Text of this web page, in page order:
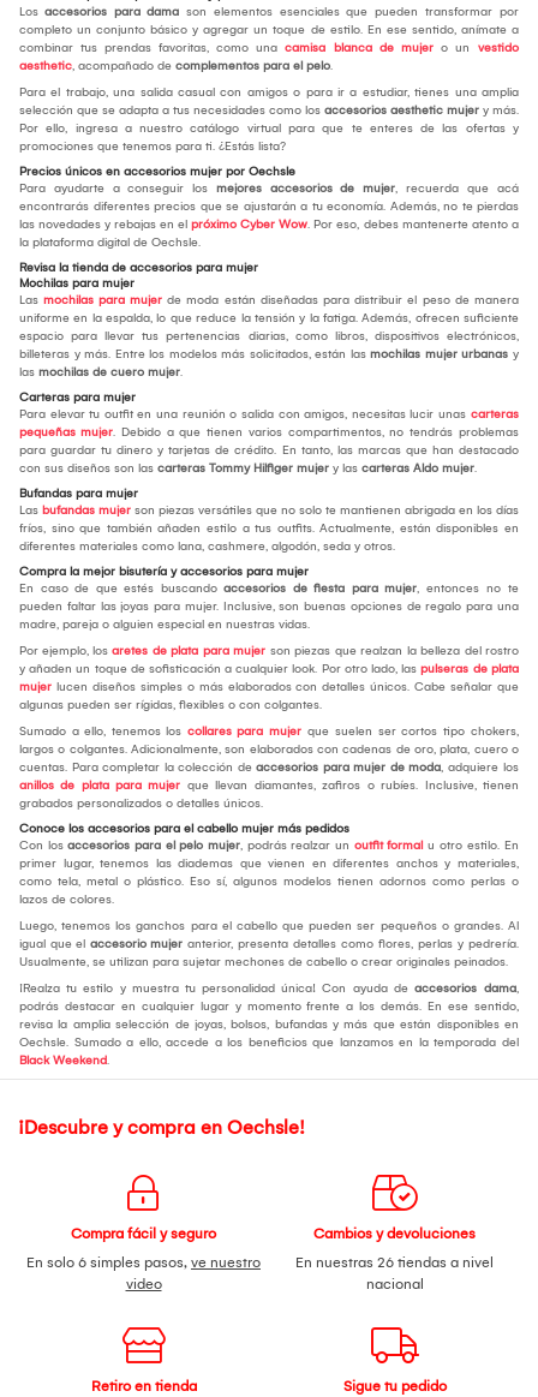
Los accesorios para dama son elementos esenciales que pueden transformar por
completo un conjunto básico y agregar un toque de estilo. En ese sentido, anímate a
combinar tus prendas favoritas, como una camisa blanca de mujer o un vestido
aesthetic, acompañado de complementos para el pelo.
Para el trabajo, una salida casual con amigos o para ir a estudiar, tienes una amplia
selección que se adapta a tus necesidades como los accesorios aesthetic mujer y más.
Por ello, ingresa a nuestro catálogo virtual para que te enteres de las ofertas y
promociones que tenemos para ti. ¿Estás lista?
Precios únicos en accesorios mujer por Oechsle
Para ayudarte a conseguir los mejores accesorios de mujer, recuerda que acá
encontrarás diferentes precios que se ajustarán a tu economía. Además, no te pierdas
las novedades y rebajas en el próximo Cyber Wow. Por eso, debes mantenerte atento a
la plataforma digital de Oechsle.
Revisa la tienda de accesorios para mujer
Mochilas para mujer
Las mochilas para mujer de moda están diseñadas para distribuir el peso de manera
uniforme en la espalda, lo que reduce la tensión y la fatiga. Además, ofrecen suficiente
espacio para llevar tus pertenencias diarias, como libros, dispositivos electrónicos,
billeteras y más. Entre los modelos más solicitados, están las mochilas mujer urbanas y
las mochilas de cuero mujer.
Carteras para mujer
Para elevar tu outfit en una reunión o salida con amigos, necesitas lucir unas carteras
pequeñas mujer. Debido a que tienen varios compartimentos, no tendrás problemas
para guardar tu dinero y tarjetas de crédito. En tanto, las marcas que han destacado
con sus diseños son las carteras Tommy Hilfiger mujer y las carteras Aldo mujer.
Bufandas para mujer
Las bufandas mujer son piezas versátiles que no solo te mantienen abrigada en los días
fríos, sino que también añaden estilo a tus outfits. Actualmente, están disponibles en
diferentes materiales como lana, cashmere, algodón, seda y otros.
Compra la mejor bisutería y accesorios para mujer
En caso de que estés buscando accesorios de fiesta para mujer, entonces no te
pueden faltar las joyas para mujer. Inclusive, son buenas opciones de regalo para una
madre, pareja o alguien especial en nuestras vidas.
Por ejemplo, los aretes de plata para mujer son piezas que realzan la belleza del rostro
y añaden un toque de sofisticación a cualquier look. Por otro lado, las pulseras de plata
mujer lucen diseños simples o más elaborados con detalles únicos. Cabe señalar que
algunas pueden ser rígidas, flexibles o con colgantes.
Sumado a ello, tenemos los collares para mujer que suelen ser cortos tipo chokers,
largos o colgantes. Adicionalmente, son elaborados con cadenas de oro, plata, cuero o
cuentas. Para completar la colección de accesorios para mujer de moda, adquiere los
anillos de plata para mujer que llevan diamantes, zafiros o rubíes. Inclusive, tienen
grabados personalizados o detalles únicos.
Conoce los accesorios para el cabello mujer más pedidos
Con los accesorios para el pelo mujer, podrás realzar un outfit formal u otro estilo. En
primer lugar, tenemos las diademas que vienen en diferentes anchos y materiales,
como tela, metal o plástico. Eso sí, algunos modelos tienen adornos como perlas o
lazos de colores.
Luego, tenemos los ganchos para el cabello que pueden ser pequeños o grandes. Al
igual que el accesorio mujer anterior, presenta detalles como flores, perlas y pedrería.
Usualmente, se utilizan para sujetar mechones de cabello o crear originales peinados.
¡Realza tu estilo y muestra tu personalidad única! Con ayuda de accesorios dama,
podrás destacar en cualquier lugar y momento frente a los demás. En ese sentido,
revisa la amplia selección de joyas, bolsos, bufandas y más que están disponibles en
Oechsle. Sumado a ello, accede a los beneficios que lanzamos en la temporada del
Black Weekend.
¡Descubre y compra en Oechsle!
Compra fácil y seguro
En solo 6 simples pasos, ve nuestro
video
Cambios y devoluciones
En nuestras 26 tiendas a nivel
nacional
Retiro en tienda
Sigue tu pedido